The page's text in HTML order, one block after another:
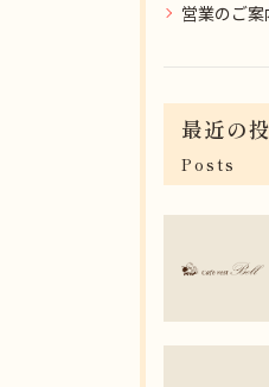
営業のご案
最近の
Posts